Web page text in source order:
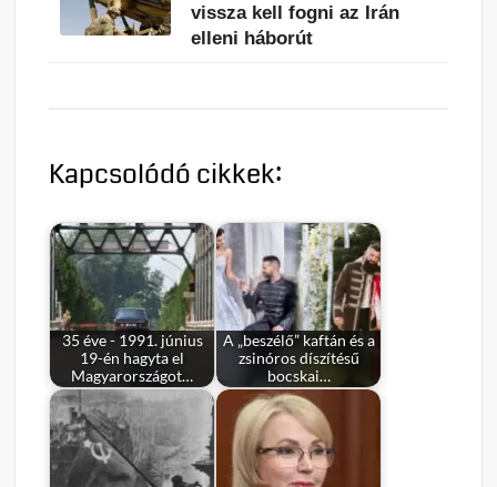
vissza kell fogni az Irán
elleni háborút
Kapcsolódó cikkek:
35 éve - 1991. június
19-én hagyta el
Magyarországot…
A „beszélő” kaftán és a
zsinóros díszítésű
bocskai…